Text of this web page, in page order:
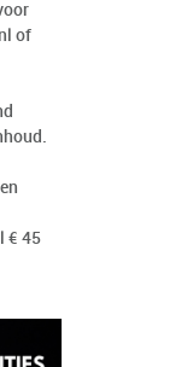
of
€ 45